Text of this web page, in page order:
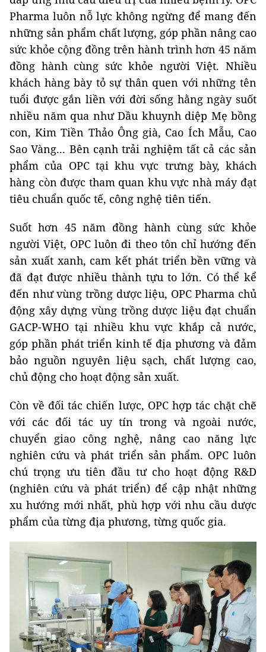
Pharma luôn nỗ lực không ngừng để mang đến
những sản phẩm chất lượng, góp phần nâng cao
sức khỏe cộng đồng trên hành trình hơn 45 năm
đồng hành cùng sức khỏe người Việt. Nhiều
khách hàng bày tỏ sự thân quen với những tên
tuổi được gắn liền với đời sống hằng ngày suốt
nhiều năm qua như Dầu khuynh diệp Mẹ bồng
con, Kim Tiền Thảo Ông già, Cao Ích Mẫu, Cao
Sao Vàng... Bên cạnh trải nghiệm tất cả các sản
phẩm của OPC tại khu vực trưng bày, khách
hàng còn được tham quan khu vực nhà máy đạt
tiêu chuẩn quốc tế, công nghệ tiên tiến.
Suốt hơn 45 năm đồng hành cùng sức khỏe
người Việt, OPC luôn đi theo tôn chỉ hướng đến
sản xuất xanh, cam kết phát triển bền vững và
đã đạt được nhiều thành tựu to lớn. Có thể kể
đến như vùng trồng dược liệu, OPC Pharma chủ
động xây dựng vùng trồng dược liệu đạt chuẩn
GACP-WHO tại nhiều khu vực khắp cả nước,
góp phần phát triển kinh tế địa phương và đảm
bảo nguồn nguyên liệu sạch, chất lượng cao,
chủ động cho hoạt động sản xuất.
Còn về đối tác chiến lược, OPC hợp tác chặt chẽ
với các đối tác uy tín trong và ngoài nước,
chuyển giao công nghệ, nâng cao năng lực
nghiên cứu và phát triển sản phẩm. OPC luôn
chú trọng ưu tiên đầu tư cho hoạt động R&D
(nghiên cứu và phát triển) để cập nhật những
xu hướng mới nhất, phù hợp với nhu cầu dược
phẩm của từng địa phương, từng quốc gia.